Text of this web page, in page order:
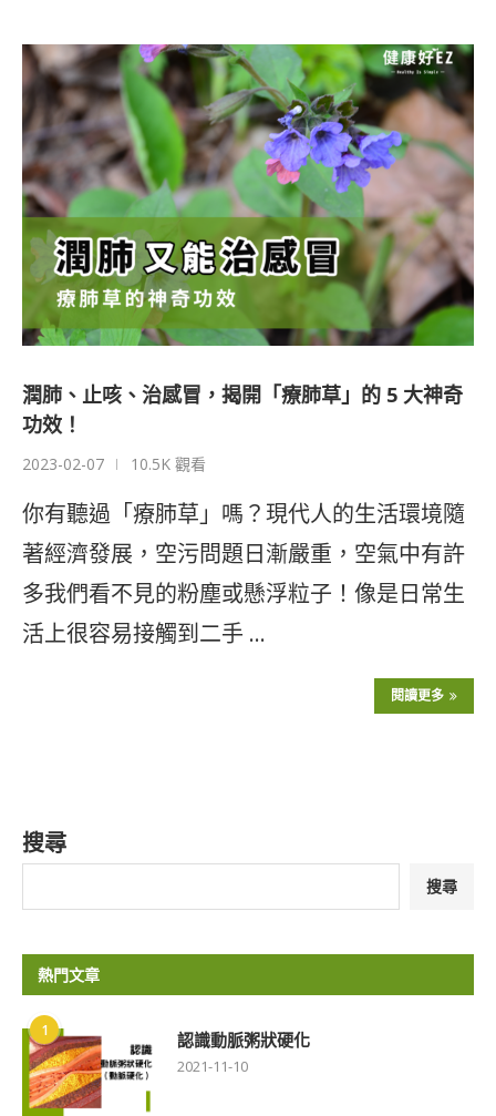
潤肺、止咳、治感冒，揭開「療肺草」的 5 大神奇
功效！
2023-02-07 10.5K 觀看
你有聽過「療肺草」嗎？現代人的生活環境隨
著經濟發展，空污問題日漸嚴重，空氣中有許
多我們看不見的粉塵或懸浮粒子！像是日常生
活上很容易接觸到二手 …
閱讀更多
搜尋
搜尋
熱門文章
1 認識動脈粥狀硬化
2021-11-10